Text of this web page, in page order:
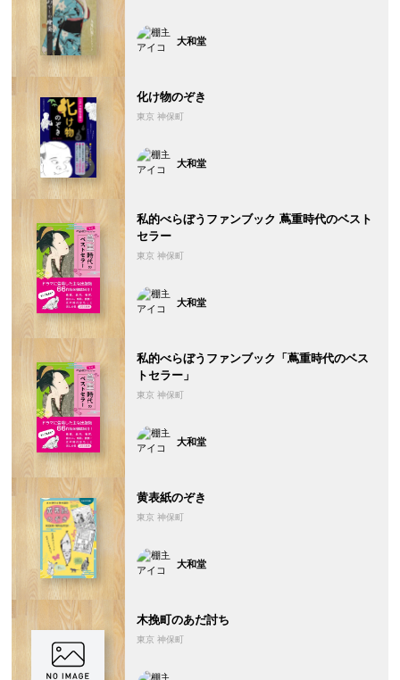
大和堂
化け物のぞき
東京 神保町
大和堂
私的べらぼうファンブック 蔦重時代のベスト
セラー
東京 神保町
大和堂
私的べらぼうファンブック「蔦重時代のベス
トセラー」
東京 神保町
大和堂
黄表紙のぞき
東京 神保町
大和堂
木挽町のあだ討ち
東京 神保町